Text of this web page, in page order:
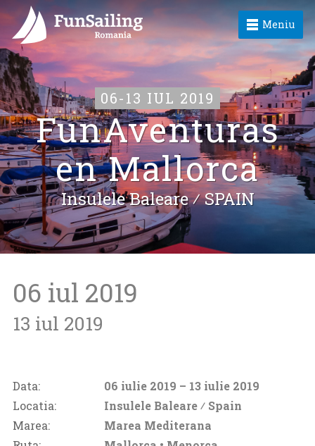
Meniu
06-13 IUL 2019
FunAventuras
en Mallorca
Insulele Baleare ⁄SPAIN
06 iul 2019
13 iul 2019
Data: 06 iulie 2019 – 13 iulie 2019
Locatia:
Insulele Baleare ⁄ Spain
Marea:
Marea Mediterana